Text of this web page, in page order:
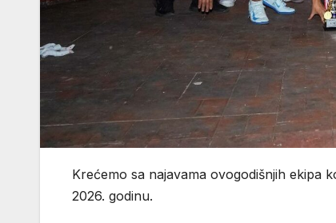
Krećemo sa najavama ovogodišnjih ekipa
2026. godinu.